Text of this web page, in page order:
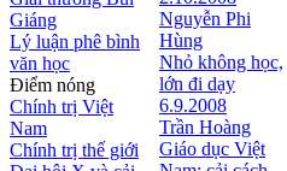
Giáng
Lý luận phê bình
văn học
Điểm nóng
Chính trị Việt
Nam
Chính trị thế giới
Nguyễn Phi
Hùng
Nhỏ không học,
lớn đi dạy
6.9.2008
Trần Hoàng
Giáo dục Việt